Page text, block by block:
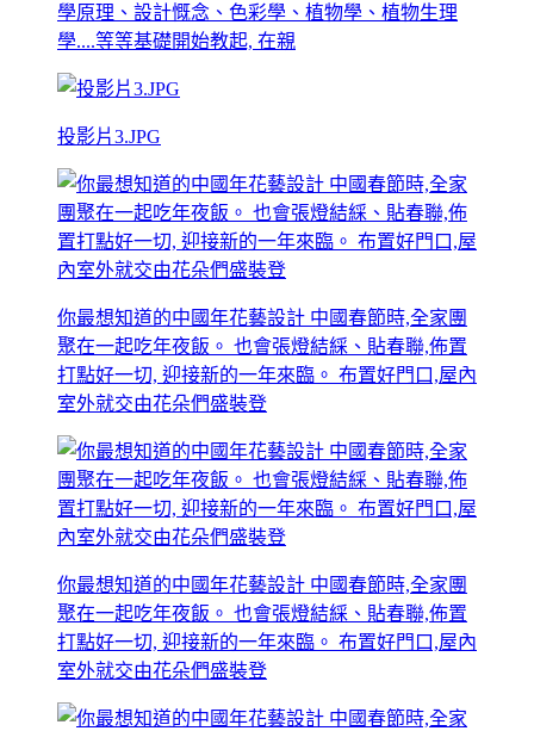
學原理、設計慨念、色彩學、植物學、植物生理
學....等等基礎開始教起, 在親
投影片3.JPG
你最想知道的中國年花藝設計 中國春節時,全家團
聚在一起吃年夜飯。 也會張燈結綵、貼春聯,佈置
打點好一切, 迎接新的一年來臨。 布置好門口,屋內
室外就交由花朵們盛裝登
你最想知道的中國年花藝設計 中國春節時,全家團
聚在一起吃年夜飯。 也會張燈結綵、貼春聯,佈置
打點好一切, 迎接新的一年來臨。 布置好門口,屋內
室外就交由花朵們盛裝登